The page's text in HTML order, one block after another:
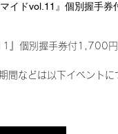
イドvol.11』個別握手券
』個別握手券付1,700
間などは以下イベントに